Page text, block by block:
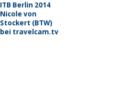
ITB Berlin 2014
Nicole von
Stockert (BTW)
bei travelcam.tv